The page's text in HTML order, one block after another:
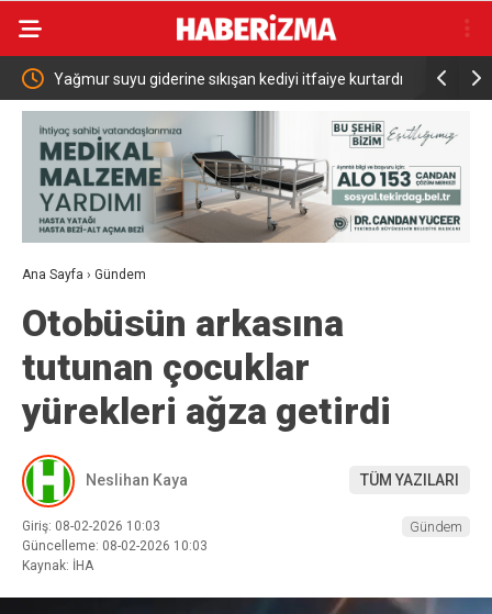
Yağmur suyu giderine sıkışan kediyi itfaiye kurtardı Ünlü
dokunuş
Ana Sayfa › Gündem
Otobüsün arkasına
tutunan çocuklar
yürekleri ağza getirdi
Neslihan Kaya TÜM YAZILARI
Giriş: 08-02-2026 10:03
Güncelleme: 08-02-2026 10:03
Kaynak: İHA
Gündem